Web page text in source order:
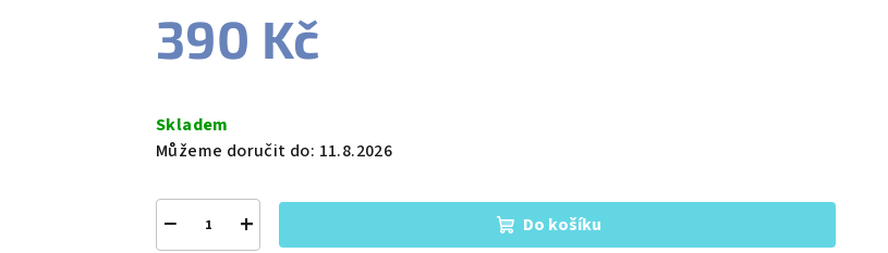
390 Kč
cena:
Skladem
Můžeme doručit do: 11.8.2026
+
− Do košíku